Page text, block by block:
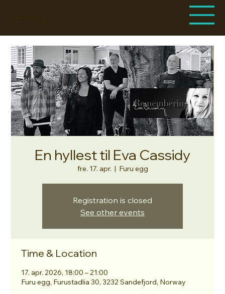
En hyllest til Eva Cassidy
fre. 17. apr.
  |
Furu egg
Registration is closed
See other events
Time & Location
17. apr. 2026, 18:00 – 21:00
Furu egg, Furustadlia 30, 3232 Sandefjord, Norway